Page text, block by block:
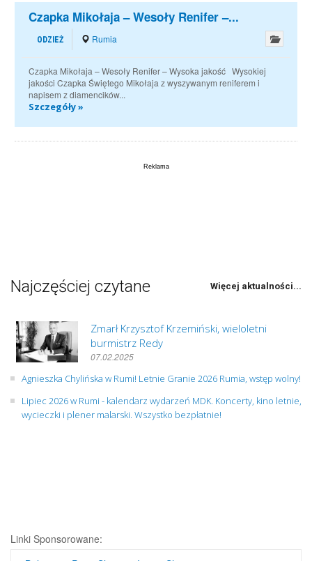
Czapka Mikołaja – Wesoły Renifer –...
ODZIEŻ Rumia
Czapka Mikołaja – Wesoły Renifer – Wysoka jakość Wysokiej
jakości Czapka Świętego Mikołaja z wyszywanym reniferem i
napisem z diamencików...
Szczegóły »
Najczęściej czytane Więcej aktualności...
Zmarł Krzysztof Krzemiński, wieloletni
burmistrz Redy
07.02.2025
Agnieszka Chylińska w Rumi! Letnie Granie 2026 Rumia, wstęp wolny!
Lipiec 2026 w Rumi - kalendarz wydarzeń MDK. Koncerty, kino letnie,
wycieczki i plener malarski. Wszystko bezpłatnie!
Linki Sponsorowane: